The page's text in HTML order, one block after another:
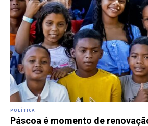
POLÍTICA
Páscoa é momento de